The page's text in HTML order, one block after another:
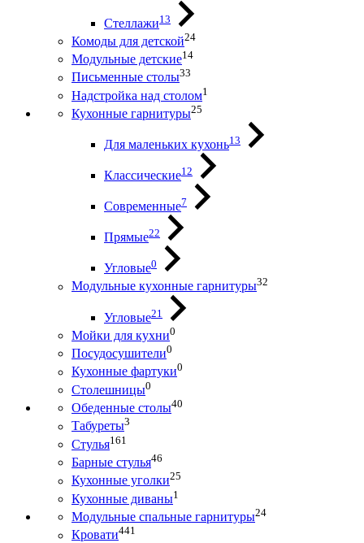
Стеллажи13
Комоды для детской24
Модульные детские14
Письменные столы33
Надстройка над столом1
Кухонные гарнитуры25
Для маленьких кухонь13
Классические12
Современные7
Прямые22
Угловые0
Модульные кухонные гарнитуры32
Угловые21
Мойки для кухни0
Посудосушители0
Кухонные фартуки0
Столешницы0
Обеденные столы40
Табуреты3
Стулья161
Барные стулья46
Кухонные уголки25
Кухонные диваны1
Модульные спальные гарнитуры24
Кровати441